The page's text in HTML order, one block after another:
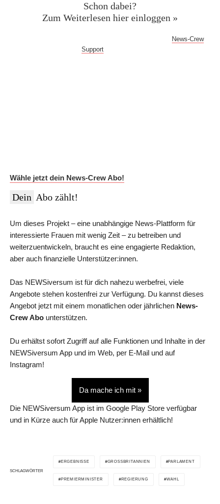
Schon dabei?
Zum Weiterlesen hier einloggen »
News-Crew
Support
Wähle jetzt dein News-Crew Abo!
Dein Abo zählt!
Um dieses Projekt – eine unabhängige News-Plattform für
interessierte Frauen mit wenig Zeit – zu betreiben und
weiterzuentwickeln, braucht es eine engagierte Redaktion,
aber auch finanzielle Unterstützer:innen.
Das NEWSiversum ist für dich nahezu werbefrei, viele
Angebote stehen kostenfrei zur Verfügung. Du kannst dieses
Angebot jetzt mit einem monatlichen oder jährlichen News-
Crew Abo unterstützen.
Du erhältst sofort Zugriff auf alle Funktionen und Inhalte in der
NEWSiversum App und im Web, per E-Mail und auf
Instagram!
Da mache ich mit »
Die NEWSiversum App ist im Google Play Store verfügbar
und in Kürze auch für Apple Nutzer:innen erhältlich!
SCHLAGWÖRTER
ERGEBNISSE GROSSBRITANNIEN PARLAMENT
PREMIERMINISTER REGIERUNG WAHL